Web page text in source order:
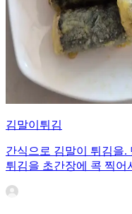
김말이튀김
간식으로 김말이 튀김을
튀김을 초간장에 콕 찍어